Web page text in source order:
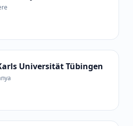
Universität Tübingen